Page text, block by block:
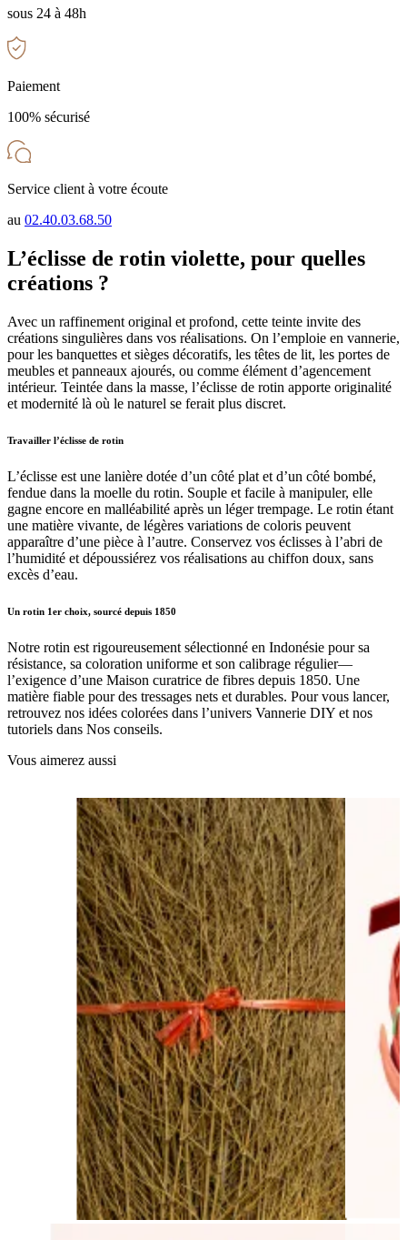
sous 24 à 48h
Paiement
100% sécurisé
Service client à votre écoute
au 02.40.03.68.50
L’éclisse de rotin violette, pour quelles
créations ?
Avec un raffinement original et profond, cette teinte invite des
créations singulières dans vos réalisations. On l’emploie en vannerie,
pour les banquettes et sièges décoratifs, les têtes de lit, les portes de
meubles et panneaux ajourés, ou comme élément d’agencement
intérieur. Teintée dans la masse, l’éclisse de rotin apporte originalité
et modernité là où le naturel se ferait plus discret.
Travailler l’éclisse de rotin
L’éclisse est une lanière dotée d’un côté plat et d’un côté bombé,
fendue dans la moelle du rotin. Souple et facile à manipuler, elle
gagne encore en malléabilité après un léger trempage. Le rotin étant
une matière vivante, de légères variations de coloris peuvent
apparaître d’une pièce à l’autre. Conservez vos éclisses à l’abri de
l’humidité et dépoussiérez vos réalisations au chiffon doux, sans
excès d’eau.
Un rotin 1er choix, sourcé depuis 1850
Notre rotin est rigoureusement sélectionné en Indonésie pour sa
résistance, sa coloration uniforme et son calibrage régulier—
l’exigence d’une Maison curatrice de fibres depuis 1850. Une
matière fiable pour des tressages nets et durables. Pour vous lancer,
retrouvez nos idées colorées dans l’univers Vannerie DIY et nos
tutoriels dans Nos conseils.
Vous aimerez aussi